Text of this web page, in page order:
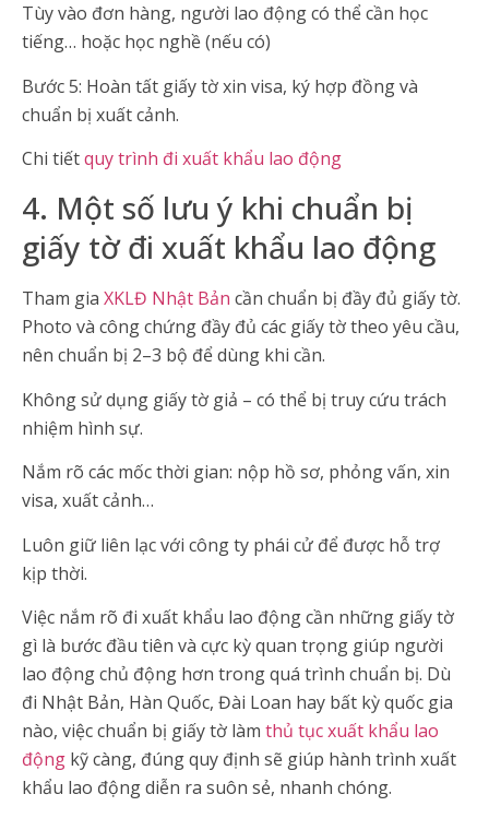
Tùy vào đơn hàng, người lao động có thể cần học
tiếng… hoặc học nghề (nếu có)
Bước 5: Hoàn tất giấy tờ xin visa, ký hợp đồng và
chuẩn bị xuất cảnh.
Chi tiếtquy trình đi xuất khẩu lao động
4. Một số lưu ý khi chuẩn bị
giấy tờ đi xuất khẩu lao động
Tham gia XKLĐ Nhật Bản cần chuẩn bị đầy đủ giấy tờ.
Photo và công chứng đầy đủ các giấy tờ theo yêu cầu,
nên chuẩn bị 2–3 bộ để dùng khi cần.
Không sử dụng giấy tờ giả – có thể bị truy cứu trách
nhiệm hình sự.
Nắm rõ các mốc thời gian: nộp hồ sơ, phỏng vấn, xin
visa, xuất cảnh…
Luôn giữ liên lạc với công ty phái cử để được hỗ trợ
kịp thời.
Việc nắm rõ đi xuất khẩu lao động cần những giấy tờ
gì là bước đầu tiên và cực kỳ quan trọng giúp người
lao động chủ động hơn trong quá trình chuẩn bị. Dù
đi Nhật Bản, Hàn Quốc, Đài Loan hay bất kỳ quốc gia
nào, việc chuẩn bị giấy tờ làm thủ tục xuất khẩu lao
động kỹ càng, đúng quy định sẽ giúp hành trình xuất
khẩu lao động diễn ra suôn sẻ, nhanh chóng.